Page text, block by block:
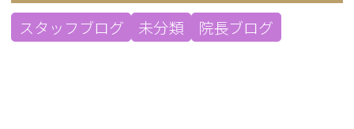
スタッフブログ 未分類 院長ブログ